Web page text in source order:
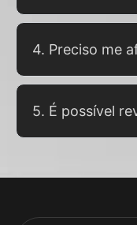
4. Preciso me
5. É possível